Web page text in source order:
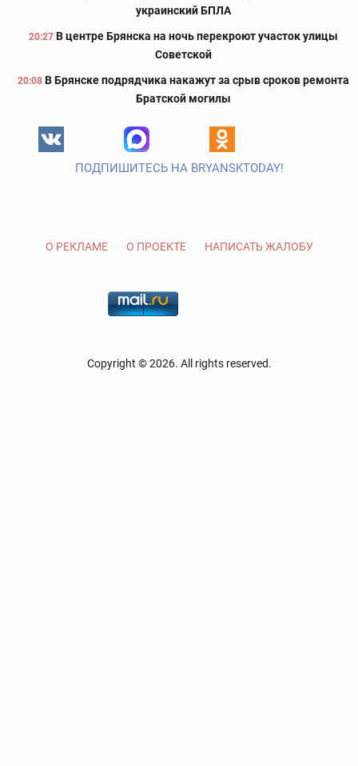
украинский БПЛА
20:27 В центре Брянска на ночь перекроют участок улицы
Советской
20:08 В Брянске подрядчика накажут за срыв сроков ремонта
Братской могилы
ПОДПИШИТЕСЬ НА BRYANSKTODAY!
О РЕКЛАМЕ О ПРОЕКТЕ НАПИСАТЬ ЖАЛОБУ
Copyright © 2026. All rights reserved.